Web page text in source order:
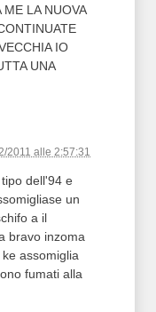
ME LA NUOVA
IO
UNA
2011 alle 2:57:31
dell'94 e
un
a il
bravo inzoma
assomiglia
fumati alla